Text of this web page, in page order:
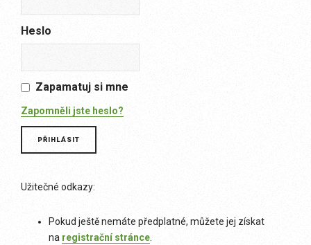
Heslo
Zapamatuj si mne
Zapomněli jste heslo?
Užitečné odkazy:
Pokud ještě nemáte předplatné, můžete jej získat
na registrační stránce